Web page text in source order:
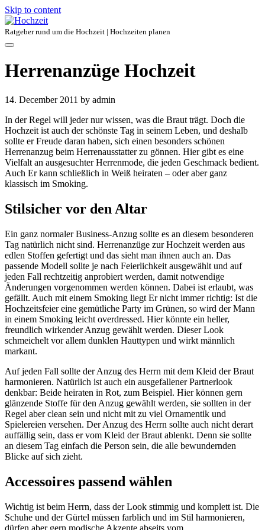
Skip to content
Ratgeber rund um die Hochzeit | Hochzeiten planen
Herrenanzüge Hochzeit
14. December 2011 by admin
In der Regel will jeder nur wissen, was die Braut trägt. Doch die
Hochzeit ist auch der schönste Tag in seinem Leben, und deshalb
sollte er Freude daran haben, sich einen besonders schönen
Herrenanzug beim Herrenausstatter zu gönnen. Hier gibt es eine
Vielfalt an ausgesuchter Herrenmode, die jeden Geschmack bedient.
Auch Er kann schließlich in Weiß heiraten – oder aber ganz
klassisch im Smoking.
Stilsicher vor den Altar
Ein ganz normaler Business-Anzug sollte es an diesem besonderen
Tag natürlich nicht sind. Herrenanzüge zur Hochzeit werden aus
edlen Stoffen gefertigt und das sieht man ihnen auch an. Das
passende Modell sollte je nach Feierlichkeit ausgewählt und auf
jeden Fall rechtzeitig anprobiert werden, damit notwendige
Änderungen vorgenommen werden können. Dabei ist erlaubt, was
gefällt. Auch mit einem Smoking liegt Er nicht immer richtig: Ist die
Hochzeitsfeier eine gemütliche Party im Grünen, so wird der Mann
in einem Smoking leicht overdressed. Hier könnte ein heller,
freundlich wirkender Anzug gewählt werden. Dieser Look
schmeichelt vor allem dunklen Hauttypen und wirkt männlich
markant.
Auf jeden Fall sollte der Anzug des Herrn mit dem Kleid der Braut
harmonieren. Natürlich ist auch ein ausgefallener Partnerlook
denkbar: Beide heiraten in Rot, zum Beispiel. Hier können gern
glänzende Stoffe für den Anzug gewählt werden, sie sollten in der
Regel aber clean sein und nicht mit zu viel Ornamentik und
Spielereien versehen. Der Anzug des Herrn sollte auch nicht derart
auffällig sein, dass er vom Kleid der Braut ablenkt. Denn sie sollte
an diesem Tag einfach die Person sein, die alle bewundernden
Blicke auf sich zieht.
Accessoires passend wählen
Wichtig ist beim Herrn, dass der Look stimmig und komplett ist. Die
Schuhe und der Gürtel müssen farblich und im Stil harmonieren,
dürfen aber gern modische Akzente abseits vom